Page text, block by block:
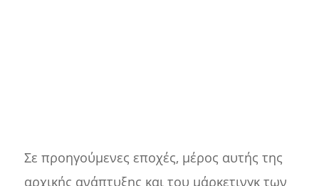
Σε προηγούμενες εποχές, μέρος αυτής της
αρχικής ανάπτυξης και του μάρκετινγκ των